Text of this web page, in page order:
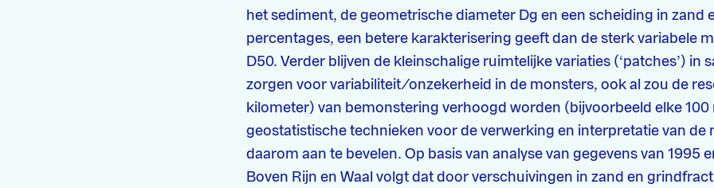
het sediment, de geometrische diameter Dg en een scheiding in zand
percentages, een betere karakterisering geeft dan de sterk variabele
D50. Verder blijven de kleinschalige ruimtelijke variaties (‘patches’) in
zorgen voor variabiliteit/onzekerheid in de monsters, ook al zou de
kilometer) van bemonstering verhoogd worden (bijvoorbeeld elke 100
geostatistische technieken voor de verwerking en interpretatie van de
daarom aan te bevelen. Op basis van analyse van gegevens van 1995
Boven Rijn en Waal volgt dat door verschuivingen in zand en